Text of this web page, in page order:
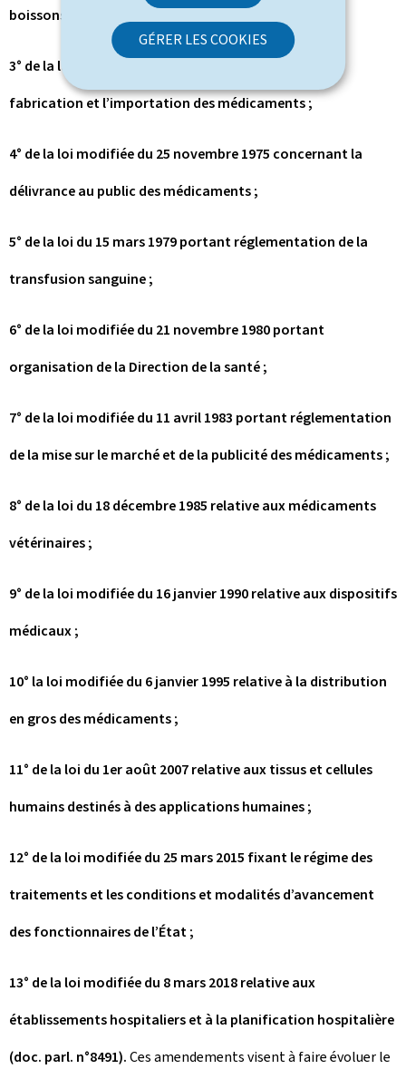
GÉRER LES COOKIES
boissons et produits usuels ;
3° de la loi modifiée du 4 août 1975 concernant la
fabrication et l’importation des médicaments ;
4° de la loi modifiée du 25 novembre 1975 concernant la
délivrance au public des médicaments ;
5° de la loi du 15 mars 1979 portant réglementation de la
transfusion sanguine ;
6° de la loi modifiée du 21 novembre 1980 portant
organisation de la Direction de la santé ;
7° de la loi modifiée du 11 avril 1983 portant réglementation
de la mise sur le marché et de la publicité des médicaments ;
8° de la loi du 18 décembre 1985 relative aux médicaments
vétérinaires ;
9° de la loi modifiée du 16 janvier 1990 relative aux dispositifs
médicaux ;
10° la loi modifiée du 6 janvier 1995 relative à la distribution
en gros des médicaments ;
11° de la loi du 1er août 2007 relative aux tissus et cellules
humains destinés à des applications humaines ;
12° de la loi modifiée du 25 mars 2015 fixant le régime des
traitements et les conditions et modalités d’avancement
des fonctionnaires de l’État ;
13° de la loi modifiée du 8 mars 2018 relative aux
établissements hospitaliers et à la planification hospitalière
(doc. parl. n°8491).Ces amendements visent à faire évoluer le